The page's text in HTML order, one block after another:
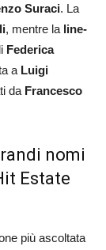
Suraci. La
, mentre la line-
Federica
a Luigi
da Francesco
nomi
Estate
più ascoltata